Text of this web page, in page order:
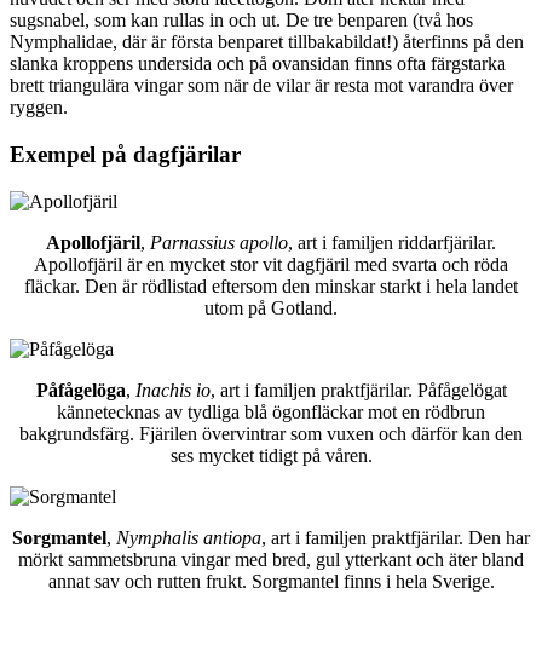
sugsnabel, som kan rullas in och ut. De tre benparen (två hos
Nymphalidae, där är första benparet tillbakabildat!) återfinns på den
slanka kroppens undersida och på ovansidan finns ofta färgstarka
brett triangulära vingar som när de vilar är resta mot varandra över
ryggen.
Exempel på dagfjärilar
Apollofjäril, Parnassius apollo, art i familjen riddarfjärilar.
Apollofjäril är en mycket stor vit dagfjäril med svarta och röda
fläckar. Den är rödlistad eftersom den minskar starkt i hela landet
utom på Gotland.
Påfågelöga, Inachis io, art i familjen praktfjärilar. Påfågelögat
kännetecknas av tydliga blå ögonfläckar mot en rödbrun
bakgrundsfärg. Fjärilen övervintrar som vuxen och därför kan den
ses mycket tidigt på våren.
Sorgmantel, Nymphalis antiopa, art i familjen praktfjärilar. Den har
mörkt sammetsbruna vingar med bred, gul ytterkant och äter bland
annat sav och rutten frukt. Sorgmantel finns i hela Sverige.